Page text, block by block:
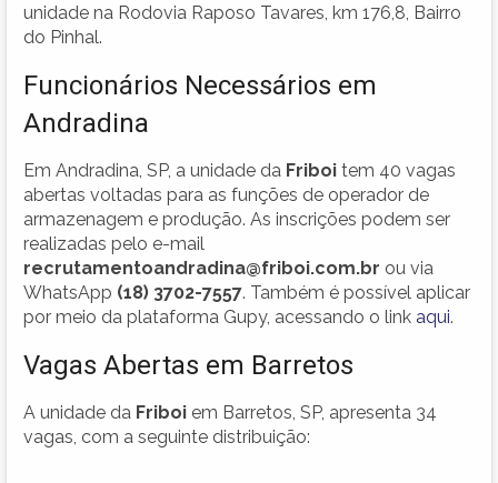
unidade na Rodovia Raposo Tavares, km 176,8, Bairro
do Pinhal.
Funcionários Necessários em
Andradina
Em Andradina, SP, a unidade da Friboi tem 40 vagas
abertas voltadas para as funções de operador de
armazenagem e produção. As inscrições podem ser
realizadas pelo e-mail
recrutamentoandradina@friboi.com.br ou via
WhatsApp (18) 3702-7557. Também é possível aplicar
por meio da plataforma Gupy, acessando o link aqui.
Vagas Abertas em Barretos
A unidade da Friboi em Barretos, SP, apresenta 34
vagas, com a seguinte distribuição: